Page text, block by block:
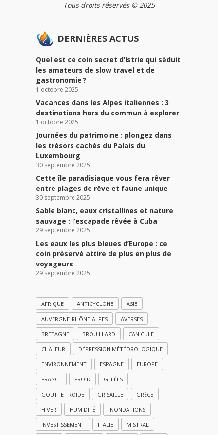
Tous droits réservés © 2025
DERNIÈRES ACTUS
Quel est ce coin secret d’Istrie qui séduit
les amateurs de slow travel et de
gastronomie ?
1 octobre 2025
Vacances dans les Alpes italiennes : 3
destinations hors du commun à explorer
1 octobre 2025
Journées du patrimoine : plongez dans
les trésors cachés du Palais du
Luxembourg
30 septembre 2025
Cette île paradisiaque vous fera rêver
entre plages de rêve et faune unique
30 septembre 2025
Sable blanc, eaux cristallines et nature
sauvage : l’escapade rêvée à Cuba
29 septembre 2025
Les eaux les plus bleues d’Europe : ce
coin préservé attire de plus en plus de
voyageurs
29 septembre 2025
AFRIQUE ANTICYCLONE ASIE
AUVERGNE-RHÔNE-ALPES AVERSES
BRETAGNE BROUILLARD CANICULE
CHALEUR DÉPRESSION MÉTÉOROLOGIQUE
ENVIRONNEMENT ESPAGNE EUROPE
FRANCE FROID GELÉES
GOUTTE FROIDE GRISAILLE GRÈCE
HIVER HUMIDITÉ INONDATIONS
INVESTISSEMENT ITALIE MISTRAL